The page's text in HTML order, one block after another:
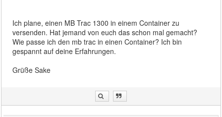
Ich plane, einen MB Trac 1300 in einem Container zu
versenden. Hat jemand von euch das schon mal gemacht?
Wie passe ich den mb trac in einen Container? Ich bin
gespannt auf deine Erfahrungen.
Grüße Sake